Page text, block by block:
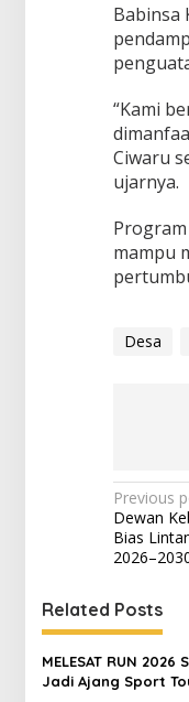
Babinsa
“Kami
Ciwaru
ujarnya.
mampu
Desa
Post
Previous
Dewan
Bias
Related Posts
MELESAT RUN
Jadi Ajang Sport